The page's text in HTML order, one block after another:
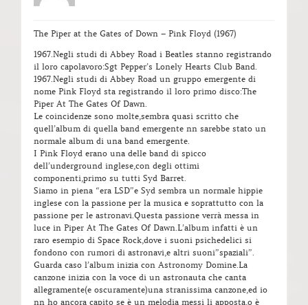
The Piper at the Gates of Down – Pink Floyd (1967)
1967.Negli studi di Abbey Road i Beatles stanno registrando
il loro capolavoro:Sgt Pepper’s Lonely Hearts Club Band.
1967.Negli studi di Abbey Road un gruppo emergente di
nome Pink Floyd sta registrando il loro primo disco:The
Piper At The Gates Of Dawn.
Le coincidenze sono molte,sembra quasi scritto che
quell’album di quella band emergente nn sarebbe stato un
normale album di una band emergente.
I Pink Floyd erano una delle band di spicco
dell’underground inglese,con degli ottimi
componenti,primo su tutti Syd Barret.
Siamo in piena “era LSD”e Syd sembra un normale hippie
inglese con la passione per la musica e soprattutto con la
passione per le astronavi.Questa passione verrà messa in
luce in Piper At The Gates Of Dawn.L’album infatti è un
raro esempio di Space Rock,dove i suoni psichedelici si
fondono con rumori di astronavi,e altri suoni”spaziali”.
Guarda caso l’album inizia con Astronomy Domine.La
canzone inizia con la voce di un astronauta che canta
allegramente(e oscuramente)una stranissima canzone,ed io
nn ho ancora capito se è un melodia messi li apposta,o è